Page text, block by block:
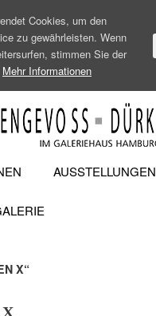
AUSSTELLUNGEN
X“
Cookies, um den
zu gewährleisten. Wenn
stimmen Sie der
Mehr Informationen